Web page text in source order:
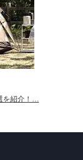
を紹介！…